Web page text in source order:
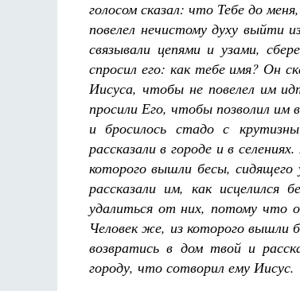
голосом сказал: что Тебе до
повелел нечистому духу выйти
связывали цепями и узами,
спросил его: как тебе имя? Он
Иисуса, чтобы не повелел им
просили Его, чтобы позволил им
и бросилось стадо с
рассказали в городе и в
которого вышли бесы,
рассказали им, как исцелился
удалиться от них, потому что
Человек же, из которого вышли
возвратись в дом твой и
городу, что сотворил ему Иисус.